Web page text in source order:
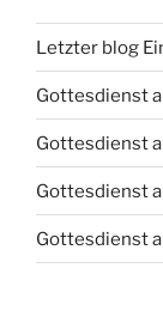
Letzter blog
Gottesdienst
Gottesdienst
Gottesdienst
Gottesdienst